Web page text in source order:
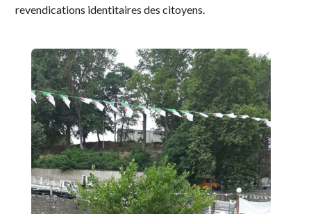
revendications identitaires des citoyens.